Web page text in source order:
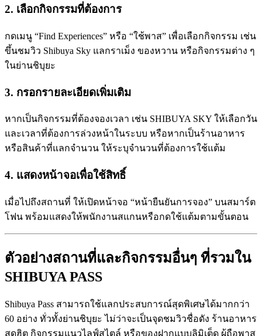
2. เลือกกิจกรรมที่ต้องการ
กดเมนู “Find Experiences” หรือ “ใช้พาส” เพื่อเลือกกิจกรรม เช่น
ขึ้นชมวิว Shibuya Sky แลกราเม็ง ของหวาน หรือกิจกรรมต่าง ๆ
ในย่านชิบุยะ
3. กรอกรายละเอียดเพิ่มเติม
หากเป็นกิจกรรมที่ต้องจองเวลา เช่น SHIBUYA SKY ให้เลือกวัน
และเวลาที่ต้องการล่วงหน้าในระบบ หรือหากเป็นร้านอาหาร
หรือสินค้าที่แลกจำนวน ให้ระบุจำนวนที่ต้องการใช้แต้ม
4. แสดงหน้าจอเพื่อใช้สิทธิ์
เมื่อไปถึงสถานที่ ให้เปิดหน้าจอ “หน้ายืนยันการจอง” บนสมาร์ต
โฟน พร้อมแสดงให้พนักงานสแกนหรือกดใช้แต้มตามขั้นตอน
ตัวอย่างสถานที่และกิจกรรมอื่นๆ ที่รวมใน
SHIBUYA PASS
Shibuya Pass สามารถใช้แลกประสบการณ์สุดพิเศษได้มากกว่า
60 อย่าง ทั่วทั้งย่านชิบุยะ ไม่ว่าจะเป็นจุดชมวิวชื่อดัง ร้านอาหาร
สุดฮิต กิจกรรมแนวไลฟ์สไตล์ หรือของฝากแบบลิมิเต็ด ผู้ถือพาส